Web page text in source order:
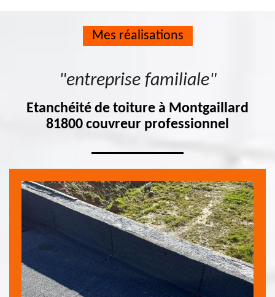
Mes réalisations
"entreprise familiale"
Etanchéité de toiture à Montgaillard
81800 couvreur professionnel